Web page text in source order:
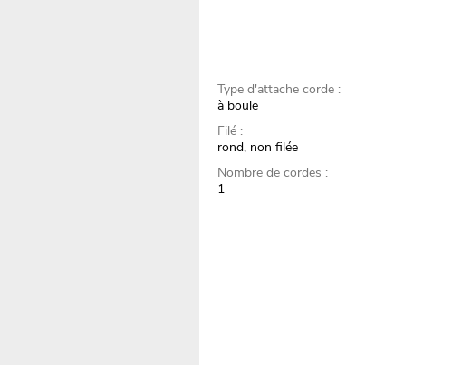
Type d'attache corde :
à boule
Filé :
rond, non filée
Nombre de cordes :
1